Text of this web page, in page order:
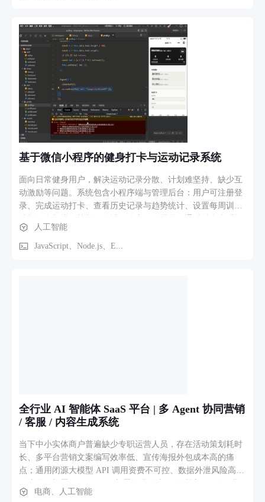
心功能模块 多模型统一接入 目前已经打通了10余家主流模型
厂商，包括字节豆包、阿里通义千问、百度文心一言、腾讯混
元、DeepSeek、月之暗面Kimi、智谱GLM、OpenAI、Azure
等。企业用户再也不用跟各家厂商打交道，一个平台Key走天
下。 智能负载均衡与故障自愈 这是我们的核心竞争力之一。
平台会为每个渠道配置多个原厂Key，当某个Key快到调用上限
或者连续失败时，系统会毫秒级自动切换到健康的备用Key，
确保业务永不中断。支持轮询、加权轮询、最少连接等多种策
略，智能分配流量。 OpenAI兼容接口 我们提供完全兼容
OpenAI格式的接口，企业现有的代码可以零成本迁移过来，不
用改一行代码就能切换到我们平台，大大降低了迁移成本。
Token商城与支付体系 前端提供精美的套餐购买页面，支持开
发者套餐、文案写作套餐、企业全能套餐，还能自定义Token
数量购买。支付方面集成了支付宝和微信支付，支持网页跳转
和扫码支付，支付成功后自动充值到账户，整个流程顺畅无
比。 管理后台 管理员可以通过API管理所有渠道、Key、用
户、订单和系统监控，随时掌握平台运行状况，做到心中有
付体验流畅。 目前市面上还没有能做到我们这么全面的产品，
我们的目标是成为企业级AI服务的首选平台，让每一家企业都
基于微信小程序的健身打卡与运动记录系统
面向日常健身用户，解决运动记录分散、计划难坚持、缺少互
动激励等问题。系统包含小程序端与管理后台：用户可注册登
录、完成运动打卡、查看历史记录与趋势统计、设置每周训练
营数据、管理用户与记录、审核社区内容、发布公告并导出
CSV。整体形成“注册登录—打卡记录—计划管理—数据统计—
人工智能
JavaScript、Node.js、E...
全行业 AI 智能体 SaaS 平台 | 多 Agent 协同营销
/ 客服 / 内容生成系统
当下中小实体商户普遍缺少专职运营人员，存在活动策划耗时
长、多平台营销文案编写效率低、宣传海报外包成本高的痛
点；通用闭源大模型 API 调用资费不可控、数据外泄风险高，
规则的落地难题。 本项目基于阿里 Qwen2 全系列通用开源大
电商、人工智能